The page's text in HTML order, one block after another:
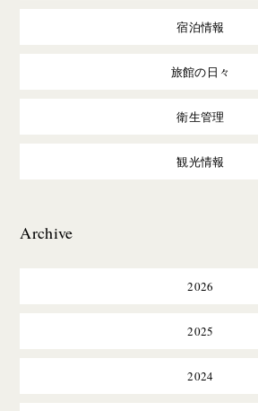
宿泊情報
旅館の日々
衛生管理
観光情報
Archive
2026
2025
2024